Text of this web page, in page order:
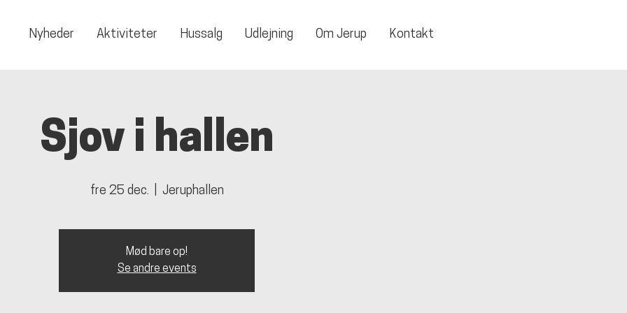
Nyheder Aktiviteter Hussalg Udlejning Om Jerup Kontakt
Sjov i hallen
fre 25 dec. Jeruphallen
Mød bare op!
Se andre events